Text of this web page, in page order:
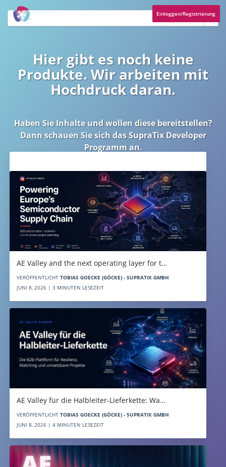
Einloggen/Registrierung
Hier gibt es noch keine
Produkte. Wir arbeiten mit
Hochdruck daran.
Haben Sie Inhalte und wollen diese bereitstellen?
Dann schauen Sie sich dasSupraTix Developer
Programman.
AE Valley and the next operating layer for t…
VERÖFFENTLICHT TOBIAS GOECKE (GÖCKE) - SUPRATIX GMBH
JUNI 8, 2026 | 3 MINUTEN LESEZEIT
AE Valley für die Halbleiter-Lieferkette: Wa…
VERÖFFENTLICHT TOBIAS GOECKE (GÖCKE) - SUPRATIX GMBH
JUNI 8, 2026 | 4 MINUTEN LESEZEIT